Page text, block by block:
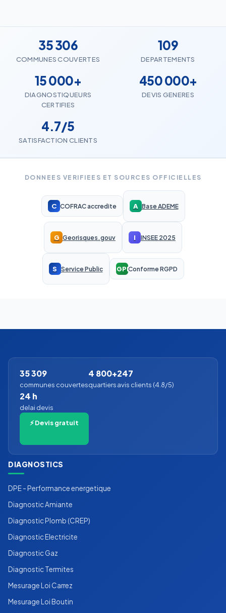
35 306
COMMUNES COUVERTES
109
DEPARTEMENTS
15 000+
DIAGNOSTIQUEURS
CERTIFIES
450 000+
DEVIS GENERES
4.7/5
SATISFACTION CLIENTS
DONNEES VERIFIEES ET SOURCES OFFICIELLES
C COFRAC accredite A Base ADEME
G Georisques.gouv I INSEE 2025
S Service Public RGPDConforme RGPD
35 309
communes couvertes
4 800+
quartiers
247
avis clients (4.8/5)
24 h
delai devis
⚡ Devis gratuit
DIAGNOSTICS
DPE - Performance energetique
Diagnostic Amiante
Diagnostic Plomb (CREP)
Diagnostic Electricite
Diagnostic Gaz
Diagnostic Termites
Mesurage Loi Carrez
Mesurage Loi Boutin